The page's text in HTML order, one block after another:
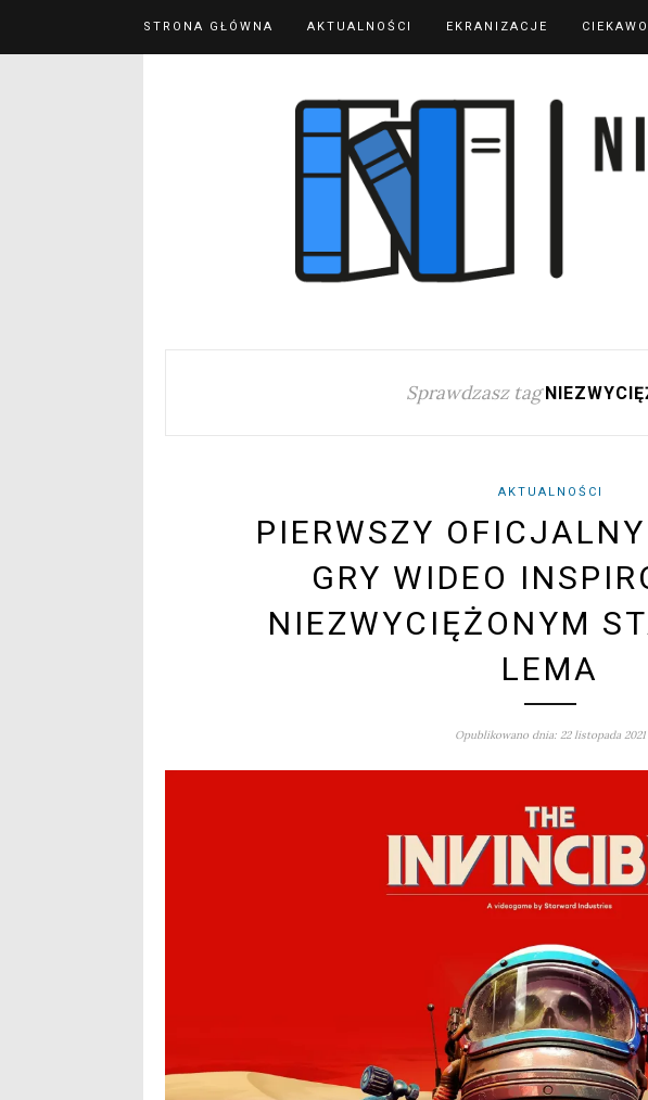
STRONA GŁÓWNA AKTUALNOŚCI EKRANIZACJE
Sprawdzasz tag
AKTUALNOŚCI
PIERWSZY
GRY WIDEO
NIEZWYCIĘŻONYM
LEMA
Opublikowano dnia: 22 listopada 2021